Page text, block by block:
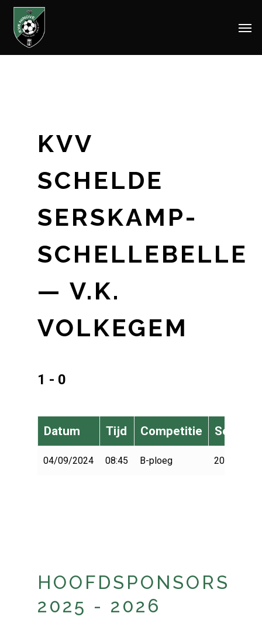
Skip
KVV
SCHELDE
SERSKAMP-
SCHELLEBELLE
— V.K.
VOLKEGEM
1 - 0
Datum Tijd Competitie Seizoen
04/09/2024 08:45 B-ploeg 2024-2025
HOOFDSPONSORS
2025 - 2026